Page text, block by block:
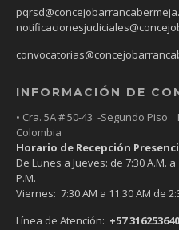
INFORMACIÓN DE
• Cra. 5A # 50-43 -Segundo
Colombia
Horario de Recepción
De Lunes a Jueves: de 7:30
P.M.
Viernes: 7:30 AM a 11:30 AM de
Línea de Atención: +57